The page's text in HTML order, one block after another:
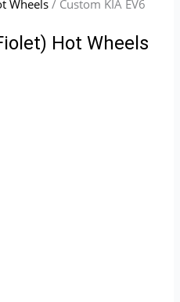
Wheels / Custom KIA EV6
Hot Wheels